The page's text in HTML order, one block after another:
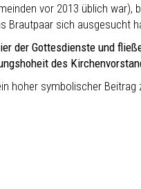
vor 2013 üblich war),
Brautpaar sich ausgesucht
der Gottesdienste und
des
hoher symbolischer Beitrag